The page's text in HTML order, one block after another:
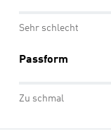
Sehr schlecht
Passform
Zu schmal